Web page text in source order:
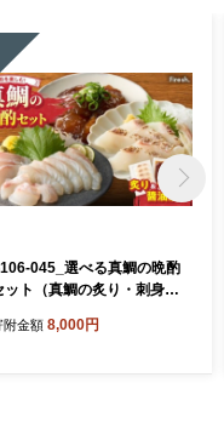
045_選べる真鯛の晩酌
ット（真鯛の炙り・刺身用
附金額 8,000円